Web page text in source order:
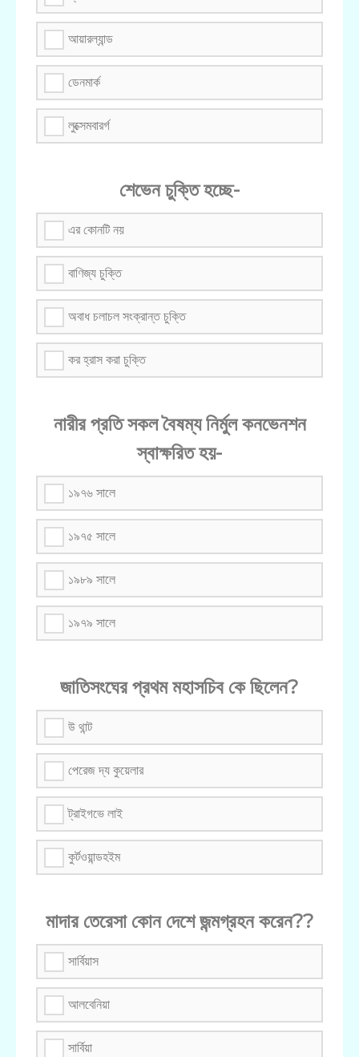
আয়ারল্যান্ড
ডেনমার্ক
লুক্সেমবারর্গ
শেভেন চুক্তি হচ্ছে-
এর কোনটি নয়
বাণিজ্য চুক্তি
অবাধ চলাচল সংক্রান্ত চুক্তি
কর হ্রাস করা চুক্তি
নারীর প্রতি সকল বৈষম্য নির্মুল কনভেনশন
স্বাক্ষরিত হয়-
১৯৭৬ সালে
১৯৭৫ সালে
১৯৮৯ সালে
১৯৭৯ সালে
জাতিসংঘের প্রথম মহাসচিব কে ছিলেন?
উ থান্ট
পেরেজ দ্য কুয়েলার
ট্রাইগভে লাই
কুর্টওয়ান্ডহইম
মাদার তেরেসা কোন দেশে জন্মগ্রহন করেন??
সার্বিয়াস
আলবেনিয়া
সার্বিয়া